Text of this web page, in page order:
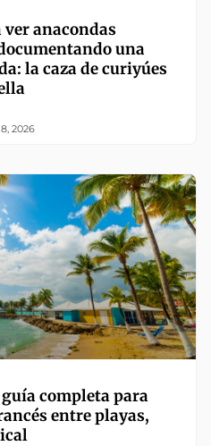
ver anacondas
una
la caza de curiyúes
2026
completa para
entre playas,